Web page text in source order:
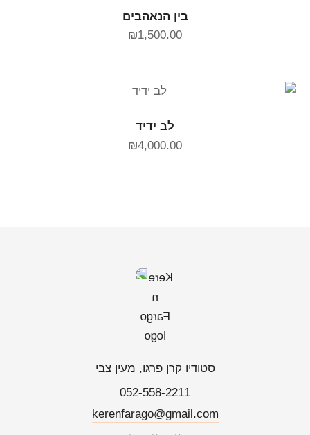
הוספה לסל
בין הנאהבים
₪1,500.00
הוספה לסל
לב ידיד
₪4,000.00
סטודיו קרן פרגו, מעין צבי
052-558-2211
kerenfarago@gmail.com